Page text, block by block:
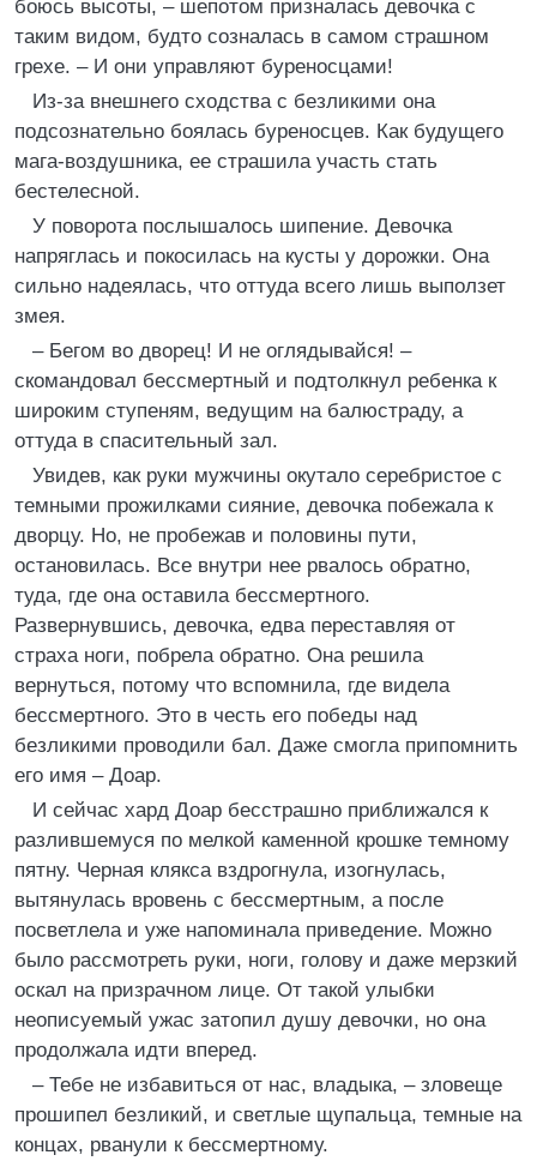
боюсь высоты, – шепотом призналась девочка с
таким видом, будто созналась в самом страшном
грехе. – И они управляют буреносцами!
Из-за внешнего сходства с безликими она
подсознательно боялась буреносцев. Как будущего
мага-воздушника, ее страшила участь стать
бестелесной.
У поворота послышалось шипение. Девочка
напряглась и покосилась на кусты у дорожки. Она
сильно надеялась, что оттуда всего лишь выползет
змея.
– Бегом во дворец! И не оглядывайся! –
скомандовал бессмертный и подтолкнул ребенка к
широким ступеням, ведущим на балюстраду, а
оттуда в спасительный зал.
Увидев, как руки мужчины окутало серебристое с
темными прожилками сияние, девочка побежала к
дворцу. Но, не пробежав и половины пути,
остановилась. Все внутри нее рвалось обратно,
туда, где она оставила бессмертного.
Развернувшись, девочка, едва переставляя от
страха ноги, побрела обратно. Она решила
вернуться, потому что вспомнила, где видела
бессмертного. Это в честь его победы над
безликими проводили бал. Даже смогла припомнить
его имя – Доар.
И сейчас хард Доар бесстрашно приближался к
разлившемуся по мелкой каменной крошке темному
пятну. Черная клякса вздрогнула, изогнулась,
вытянулась вровень с бессмертным, а после
посветлела и уже напоминала приведение. Можно
было рассмотреть руки, ноги, голову и даже мерзкий
оскал на призрачном лице. От такой улыбки
неописуемый ужас затопил душу девочки, но она
продолжала идти вперед.
– Тебе не избавиться от нас, владыка, – зловеще
прошипел безликий, и светлые щупальца, темные на
концах, рванули к бессмертному.